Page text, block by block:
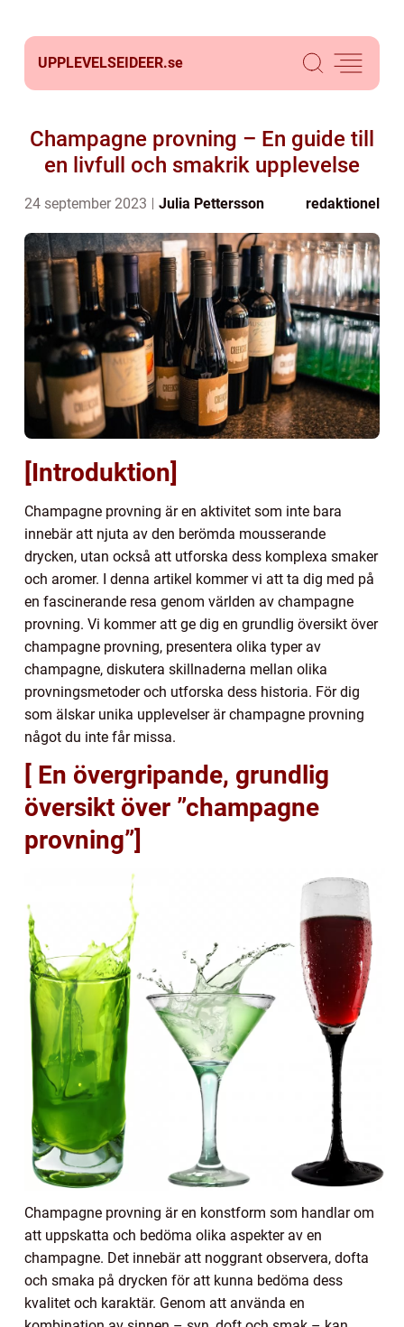
UPPLEVELSEIDEER.se
Champagne provning – En guide till
en livfull och smakrik upplevelse
24 september 2023 Julia Pettersson redaktionel
[Introduktion]
Champagne provning är en aktivitet som inte bara
innebär att njuta av den berömda mousserande
drycken, utan också att utforska dess komplexa smaker
och aromer. I denna artikel kommer vi att ta dig med på
en fascinerande resa genom världen av champagne
provning. Vi kommer att ge dig en grundlig översikt över
champagne provning, presentera olika typer av
champagne, diskutera skillnaderna mellan olika
provningsmetoder och utforska dess historia. För dig
som älskar unika upplevelser är champagne provning
något du inte får missa.
[ En övergripande, grundlig
översikt över ”champagne
provning”]
Champagne provning är en konstform som handlar om
att uppskatta och bedöma olika aspekter av en
champagne. Det innebär att noggrant observera, dofta
och smaka på drycken för att kunna bedöma dess
kvalitet och karaktär. Genom att använda en